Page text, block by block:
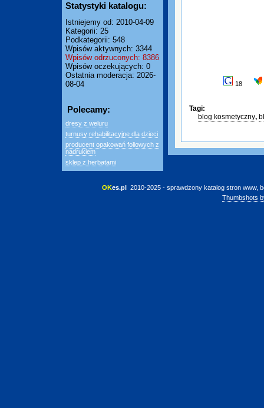
Statystyki katalogu:
Istniejemy od: 2010-04-09
Kategorii: 25
Podkategorii: 548
Wpisów aktywnych: 3344
Wpisów odrzuconych: 8386
Wpisów oczekujących: 0
Ostatnia moderacja: 2026-
08-04
Polecamy:
dresy z weluru
turnusy rehabilitacyjne dla dzieci
producent opakowań foliowych z
nadrukiem
sklep z herbatami
18
Tagi:
blog kosmetyczny,
OKes.pl 2010-2025 - sprawdzony katalog stron www,
Thumbshots